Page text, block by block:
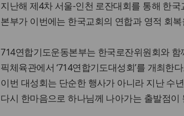
지난해 제4차 서울-인천 로잔대회를 통해 한
본부가 이번에는 한국교회의 연합과 영적 회
714연합기도운동본부는 한국로잔위원회와
픽체육관에서 ‘714연합기도대성회’를 개최한
이번 대성회는 단순한 행사가 아니라 지난 수
다시 한마음으로 하나님께 나아가는 출발점이